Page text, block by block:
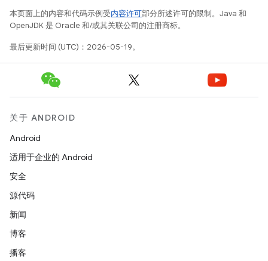
本页面上的内容和代码示例受内容许可部分所述许可的限制。Java 和
OpenJDK 是 Oracle 和/或其关联公司的注册商标。
最后更新时间 (UTC)：2026-05-19。
关于 ANDROID
Android
适用于企业的 Android
安全
源代码
新闻
博客
播客